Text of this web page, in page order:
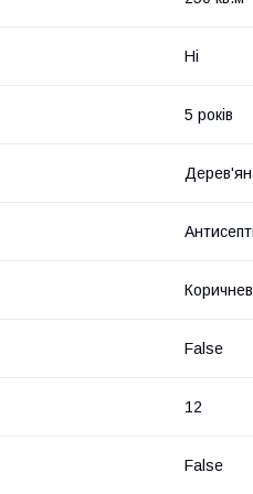
Ні
5 років
False
12
False